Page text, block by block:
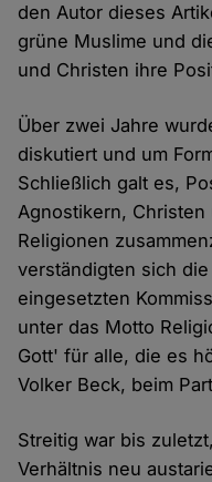
den Autor dieses
grüne Muslime und
und Christen ihre
Über zwei Jahre
diskutiert und um
Schließlich galt es,
Agnostikern,
Religionen
verständigten sich
eingesetzten
unter das Motto
Gott' für alle, die es
Volker Beck, beim
Streitig war bis
Verhältnis neu